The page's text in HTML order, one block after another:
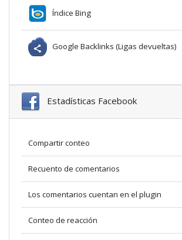
Índice Bing
Google Backlinks (Ligas devueltas)
Estadísticas Facebook
Compartir conteo
Recuento de comentarios
Los comentarios cuentan en el plugin
Conteo de reacción